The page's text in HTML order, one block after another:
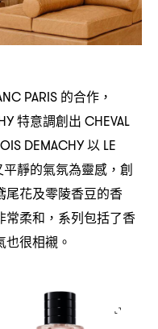
PARIS 的合作 ，
特意調創出 CHEVAL
DEMACHY以 LE
靜的氣氛為靈感 ， 創
尾花及零陵香豆的香
常柔和 ， 系列包括了香
很相襯。